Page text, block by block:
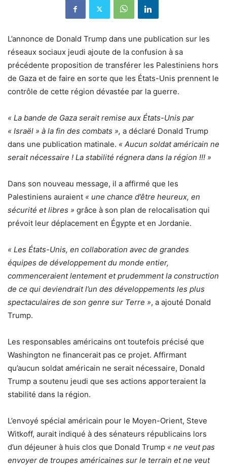
L’annonce de Donald Trump dans une publication sur les
réseaux sociaux jeudi ajoute de la confusion à sa
précédente proposition de transférer les Palestiniens hors
de Gaza et de faire en sorte que les États-Unis prennent le
contrôle de cette région dévastée par la guerre.
« La bande de Gaza serait remise aux États-Unis par
« Israël » à la fin des combats », a déclaré Donald Trump
dans une publication matinale. « Aucun soldat américain ne
serait nécessaire ! La stabilité régnera dans la région !!! »
Dans son nouveau message, il a affirmé que les
Palestiniens auraient « une chance d’être heureux, en
sécurité et libres » grâce à son plan de relocalisation qui
prévoit leur déplacement en Égypte et en Jordanie.
« Les États-Unis, en collaboration avec de grandes
équipes de développement du monde entier,
commenceraient lentement et prudemment la construction
de ce qui deviendrait l’un des développements les plus
spectaculaires de son genre sur Terre », a ajouté Donald
Trump.
Les responsables américains ont toutefois précisé que
Washington ne financerait pas ce projet. Affirmant
qu’aucun soldat américain ne serait nécessaire, Donald
Trump a soutenu jeudi que ses actions apporteraient la
stabilité dans la région.
L’envoyé spécial américain pour le Moyen-Orient, Steve
Witkoff, aurait indiqué à des sénateurs républicains lors
d’un déjeuner à huis clos que Donald Trump « ne veut pas
envoyer de troupes américaines sur le terrain et ne veut